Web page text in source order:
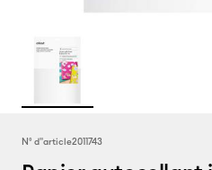
N° d''article2011743